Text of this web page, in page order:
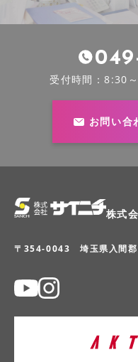
受付時間：8:30
お問い合
株式
〒354-0043 埼玉県入間郡